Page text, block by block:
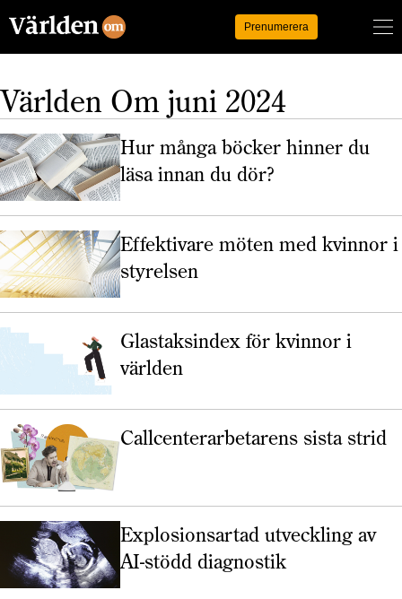
Prenumerera
Världen Om juni 2024
Hur många böcker hinner du
läsa innan du dör?
Effektivare möten med kvinnor i
styrelsen
Glastaksindex för kvinnor i
världen
Callcenterarbetarens sista strid
Explosionsartad utveckling av
AI-stödd diagnostik